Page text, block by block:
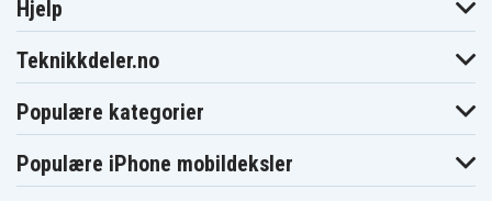
Hjelp
Teknikkdeler.no
Populære kategorier
Populære iPhone mobildeksler